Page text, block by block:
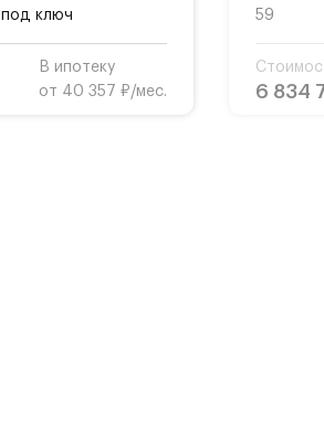
под ключ
В ипотеку
от 40 357 ₽/мес.
59
6 834